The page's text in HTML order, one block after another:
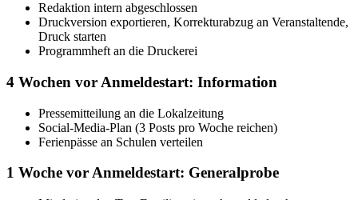
Redaktion intern abgeschlossen
Druckversion exportieren, Korrekturabzug an Veranstaltende,
Druck starten
Programmheft an die Druckerei
4 Wochen vor Anmeldestart: Information
Pressemitteilung an die Lokalzeitung
Social-Media-Plan (3 Posts pro Woche reichen)
Ferienpässe an Schulen verteilen
1 Woche vor Anmeldestart: Generalprobe